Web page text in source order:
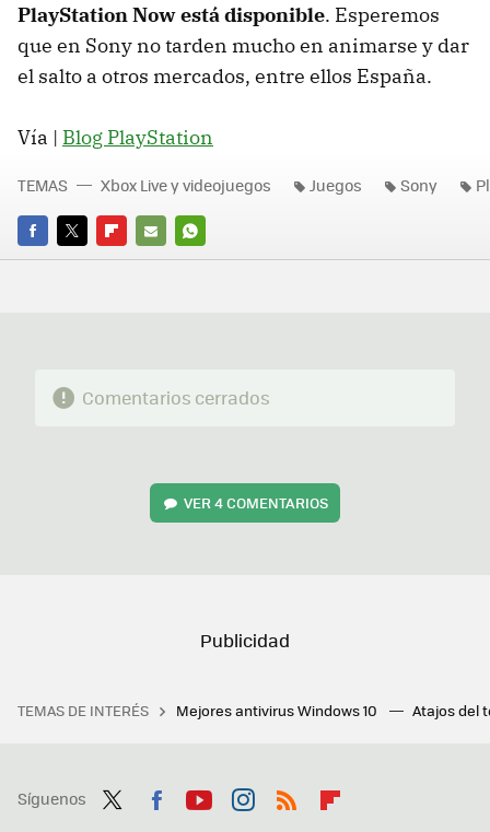
PlayStation Now está disponible. Esperemos
que en Sony no tarden mucho en animarse y dar
el salto a otros mercados, entre ellos España.
Vía | Blog PlayStation
FACEBOOK
TWITTERFLIPBOARD
E-
WHATSAPP
TEMAS Xbox Live y videojuegos Juegos Sony
Comentarios cerrados
VER4 COMENTARIOS
TEMAS DE INTERÉS Mejores antivirus Windows 10 Atajos del
Síguenos